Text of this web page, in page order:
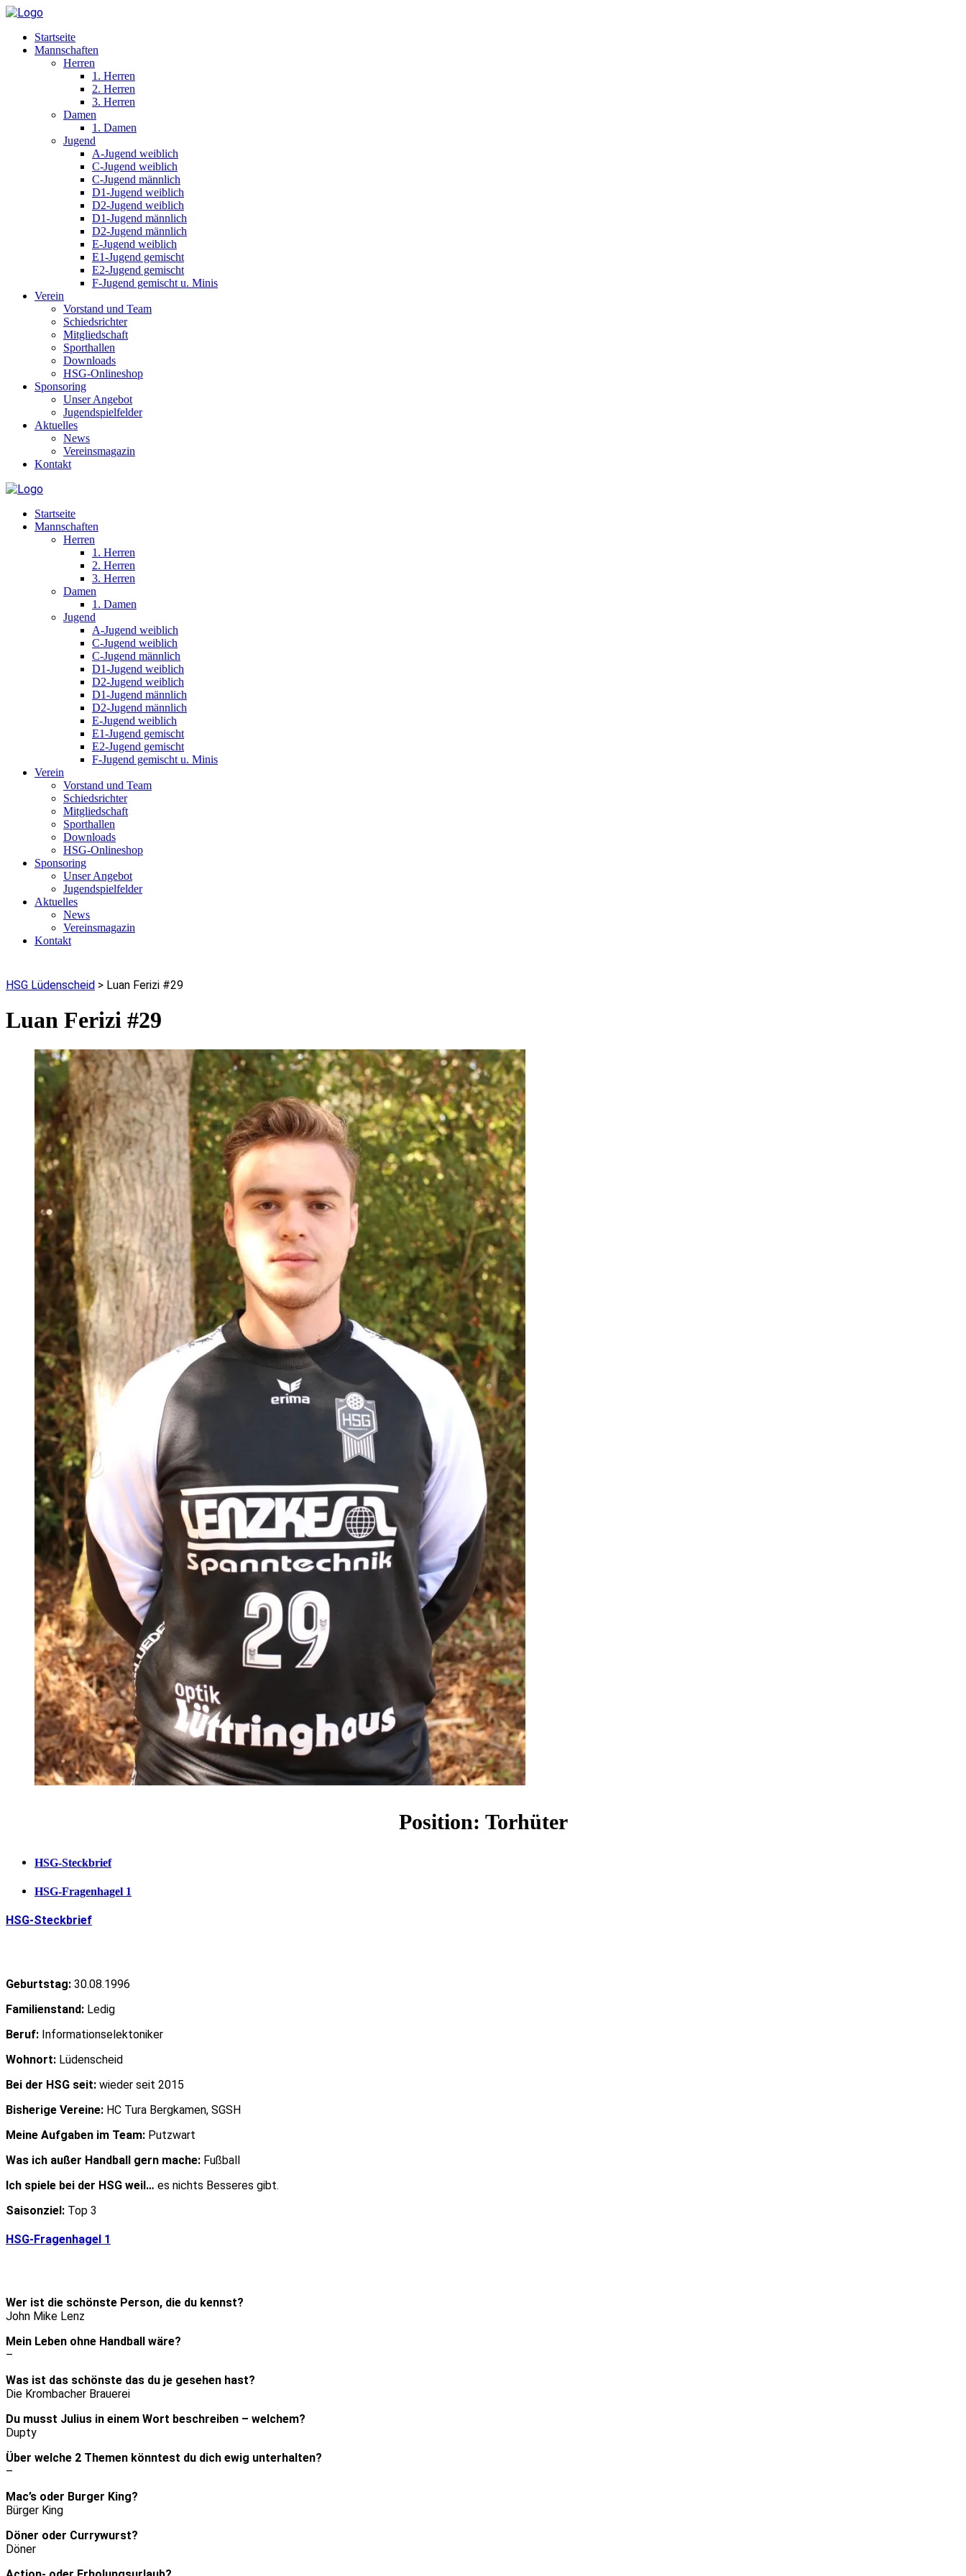
Startseite
Mannschaften
Herren
1. Herren
2. Herren
3. Herren
Damen
1. Damen
Jugend
A-Jugend weiblich
C-Jugend weiblich
C-Jugend männlich
D1-Jugend weiblich
D2-Jugend weiblich
D1-Jugend männlich
D2-Jugend männlich
E-Jugend weiblich
E1-Jugend gemischt
E2-Jugend gemischt
F-Jugend gemischt u. Minis
Verein
Vorstand und Team
Schiedsrichter
Mitgliedschaft
Sporthallen
Downloads
HSG-Onlineshop
Sponsoring
Unser Angebot
Jugendspielfelder
Aktuelles
News
Vereinsmagazin
Kontakt
Startseite
Mannschaften
Herren
1. Herren
2. Herren
3. Herren
Damen
1. Damen
Jugend
A-Jugend weiblich
C-Jugend weiblich
C-Jugend männlich
D1-Jugend weiblich
D2-Jugend weiblich
D1-Jugend männlich
D2-Jugend männlich
E-Jugend weiblich
E1-Jugend gemischt
E2-Jugend gemischt
F-Jugend gemischt u. Minis
Verein
Vorstand und Team
Schiedsrichter
Mitgliedschaft
Sporthallen
Downloads
HSG-Onlineshop
Sponsoring
Unser Angebot
Jugendspielfelder
Aktuelles
News
Vereinsmagazin
Kontakt
HSG Lüdenscheid > Luan Ferizi #29
Luan Ferizi #29
Position: Torhüter
HSG-Steckbrief
HSG-Fragenhagel 1
HSG-Steckbrief
Geburtstag: 30.08.1996
Familienstand: Ledig
Beruf: Informationselektoniker
Wohnort: Lüdenscheid
Bei der HSG seit: wieder seit 2015
Bisherige Vereine: HC Tura Bergkamen, SGSH
Meine Aufgaben im Team: Putzwart
Was ich außer Handball gern mache: Fußball
Ich spiele bei der HSG weil… es nichts Besseres gibt.
Saisonziel: Top 3
HSG-Fragenhagel 1
Wer ist die schönste Person, die du kennst?
John Mike Lenz
Mein Leben ohne Handball wäre?
–
Was ist das schönste das du je gesehen hast?
Die Krombacher Brauerei
Du musst Julius in einem Wort beschreiben – welchem?
Dupty
Über welche 2 Themen könntest du dich ewig unterhalten?
–
Mac’s oder Burger King?
Bürger King
Döner oder Currywurst?
Döner